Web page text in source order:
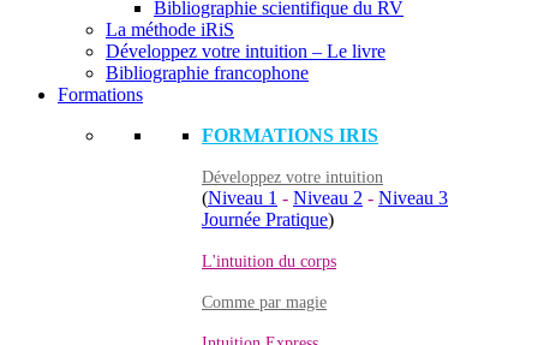
Bibliographie scientifique du RV
La méthode iRiS
Développez votre intuition – Le livre
Bibliographie francophone
Formations
FORMATIONS IRIS
Développez votre intuition
(Niveau 1 - Niveau 2 - Niveau 3
Journée Pratique)
L'intuition du corps
Comme par magie